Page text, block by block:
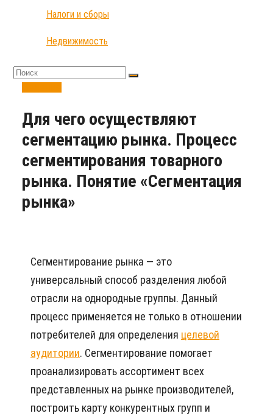
Налоги и сборы
Недвижимость
Для чего осуществляют
сегментацию рынка. Процесс
сегментирования товарного
рынка. Понятие «Сегментация
рынка»
Сегментирование рынка — это
универсальный способ разделения любой
отрасли на однородные группы. Данный
процесс применяется не только в отношении
потребителей для определения целевой
аудитории. Сегментирование помогает
проанализировать ассортимент всех
представленных на рынке производителей,
построить карту конкурентных групп и